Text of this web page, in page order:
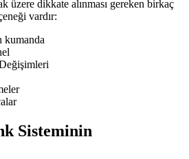
üzere dikkate alınması gereken birkaç
vardır:
kumanda
Sisteminin